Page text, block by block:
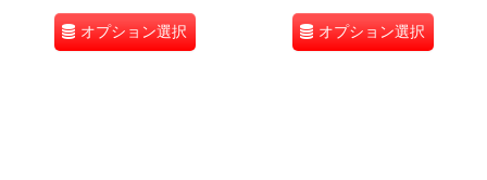
オプション選択 オプション選択